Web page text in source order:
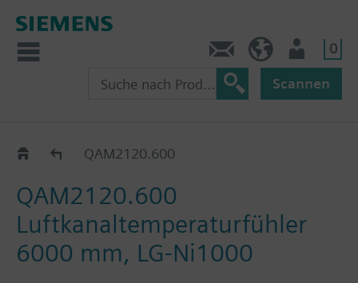
0
Scannen
QAM21..QAM2120.600
QAM2120.600
Luftkanaltemperaturfühler
6000 mm, LG-Ni1000